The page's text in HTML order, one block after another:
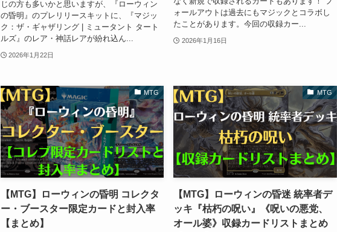
じの方も多いかと思いますが、『ローウィン
の昏明』のプレリリースキットに、『マジッ
ク：ザ・ギャザリング | ミュータント タート
ルズ』のレア・神話レアが紛れ込ん...
2026年1月22日
ォールアウトは過去にもマジックとコラボし
たことがあります。今回の収録カー...
2026年1月16日
MTG
【MTG】ローウィンの昏明 コレクタ
ー・ブースター限定カードと封入率
【まとめ】
MTG
【MTG】ローウィンの昏迷 統率者デ
ッキ『枯朽の呪い』《呪いの悪党、
オール婆》収録カードリストまとめ